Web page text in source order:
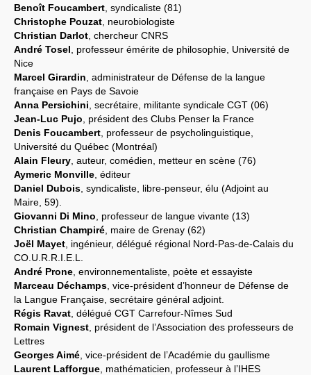
Benoît Foucambert , syndicaliste (81)
Christophe Pouzat , neurobiologiste
Christian Darlot , chercheur CNRS
André Tosel , professeur émérite de philosophie, Université de
Nice
Marcel Girardin , administrateur de Défense de la langue
française en Pays de Savoie
Anna Persichini , secrétaire, militante syndicale CGT (06)
Jean-Luc Pujo , président des Clubs Penser la France
Denis Foucambert , professeur de psycholinguistique,
Université du Québec (Montréal)
Alain Fleury , auteur, comédien, metteur en scène (76)
Aymeric Monville , éditeur
Daniel Dubois , syndicaliste, libre-penseur, élu (Adjoint au
Maire, 59).
Giovanni Di Mino , professeur de langue vivante (13)
Christian Champiré , maire de Grenay (62)
Joël Mayet , ingénieur, délégué régional Nord-Pas-de-Calais du
CO.U.R.R.I.E.L.
André Prone , environnementaliste, poète et essayiste
Marceau Déchamps , vice-président d’honneur de Défense de
la Langue Française, secrétaire général adjoint.
Régis Ravat , délégué CGT Carrefour-Nîmes Sud
Romain Vignest , président de l’Association des professeurs de
Lettres
Georges Aimé , vice-président de l’Académie du gaullisme
Laurent Lafforgue , mathématicien, professeur à l’IHES